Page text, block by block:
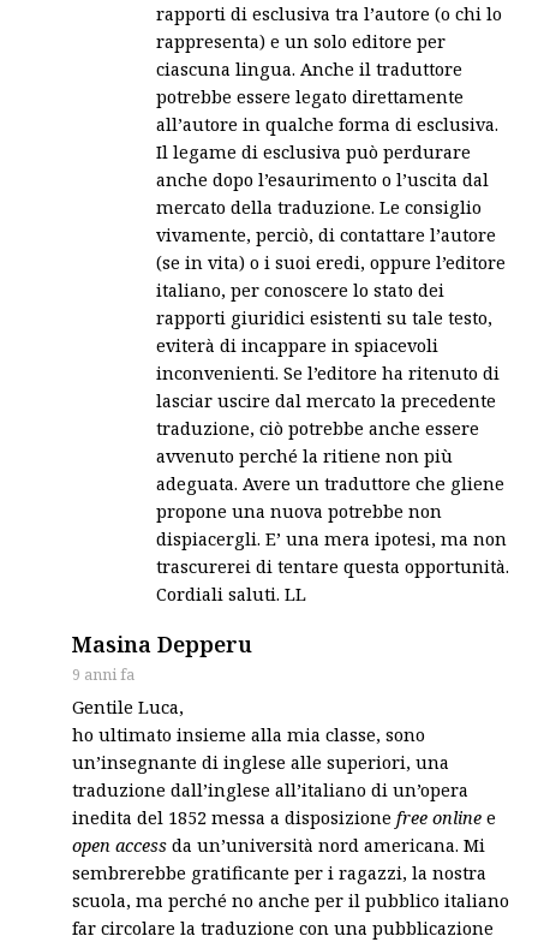
rapporti di esclusiva tra l’autore (o chi lo
rappresenta) e un solo editore per
ciascuna lingua. Anche il traduttore
potrebbe essere legato direttamente
all’autore in qualche forma di esclusiva.
Il legame di esclusiva può perdurare
anche dopo l’esaurimento o l’uscita dal
mercato della traduzione. Le consiglio
vivamente, perciò, di contattare l’autore
(se in vita) o i suoi eredi, oppure l’editore
italiano, per conoscere lo stato dei
rapporti giuridici esistenti su tale testo,
eviterà di incappare in spiacevoli
inconvenienti. Se l’editore ha ritenuto di
lasciar uscire dal mercato la precedente
traduzione, ciò potrebbe anche essere
avvenuto perché la ritiene non più
adeguata. Avere un traduttore che gliene
propone una nuova potrebbe non
dispiacergli. E’ una mera ipotesi, ma non
trascurerei di tentare questa opportunità.
Cordiali saluti. LL
Masina Depperu
9 anni fa
Gentile Luca,
ho ultimato insieme alla mia classe, sono
un’insegnante di inglese alle superiori, una
traduzione dall’inglese all’italiano di un’opera
inedita del 1852 messa a disposizione free online e
open access da un’università nord americana. Mi
sembrerebbe gratificante per i ragazzi, la nostra
scuola, ma perché no anche per il pubblico italiano
far circolare la traduzione con una pubblicazione